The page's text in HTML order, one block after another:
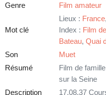
Genre Film amateur
Mot clé
Lieux : France,
Index : Film
Bateau, Quai
Son
Muet
Résumé
Film de
sur la Seine
Description
17.08.37